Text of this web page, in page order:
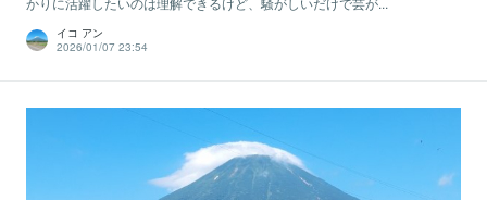
イコ アン
2026/01/07 23:54